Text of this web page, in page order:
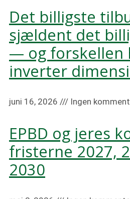
Det billigste
sjældent det
— og forskellen
inverter
juni 16, 2026 Ingen
EPBD og jeres
fristerne 2027,
2030